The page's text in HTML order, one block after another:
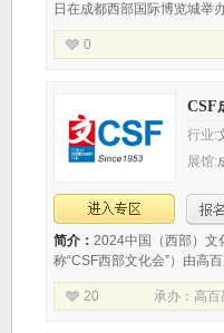
日在成都西部国际博览城举
地研学等200+优质展商打造
台立即领取免费门票!
0
CSF
行业:
展馆:
简介： 2024中国（西部）文
称“CSF西部文化会”）由高
主办，中国百货商业协会支
市--成都，旨在帮助文化和
20 承办： 高百